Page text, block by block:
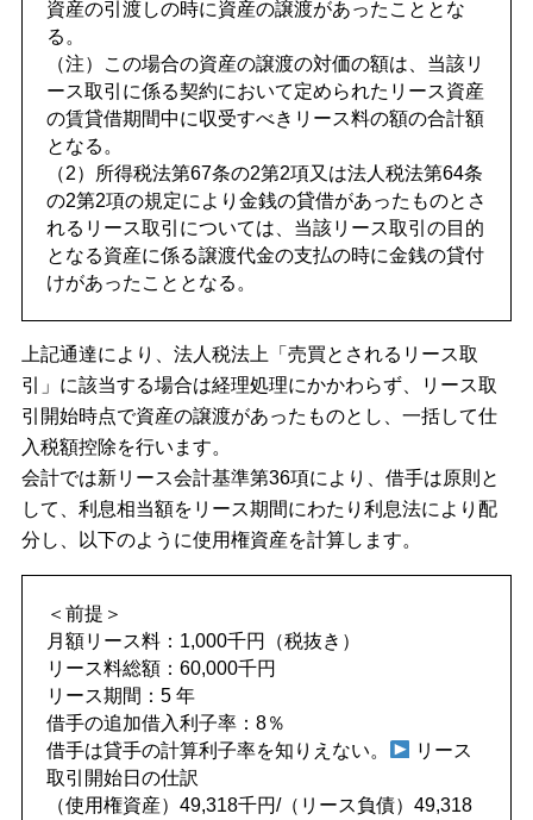
資産の引渡しの時に資産の譲渡があったこととな
る。
（注）この場合の資産の譲渡の対価の額は、当該リ
ース取引に係る契約において定められたリース資産
の賃貸借期間中に収受すべきリース料の額の合計額
となる。
（2）所得税法第67条の2第2項又は法人税法第64条
の2第2項の規定により金銭の貸借があったものとさ
れるリース取引については、当該リース取引の目的
となる資産に係る譲渡代金の支払の時に金銭の貸付
けがあったこととなる。
上記通達により、法人税法上「売買とされるリース取
引」に該当する場合は経理処理にかかわらず、リース取
引開始時点で資産の譲渡があったものとし、一括して仕
入税額控除を行います。
会計では新リース会計基準第36項により、借手は原則と
して、利息相当額をリース期間にわたり利息法により配
分し、以下のように使用権資産を計算します。
＜前提＞
月額リース料：1,000千円（税抜き）
リース料総額：60,000千円
リース期間：5 年
借手の追加借入利子率：8％
借手は貸手の計算利子率を知りえない。
リース
取引開始日の仕訳
（使用権資産）49,318千円/（リース負債）49,318